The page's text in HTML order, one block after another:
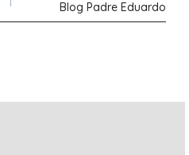
Blog Padre Eduardo